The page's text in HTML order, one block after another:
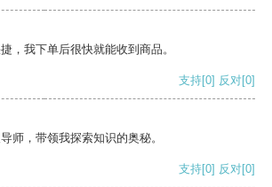
，我下单后很快就能收到商品。
支持[0] 反对[0]
师，带领我探索知识的奥秘。
支持[0] 反对[0]